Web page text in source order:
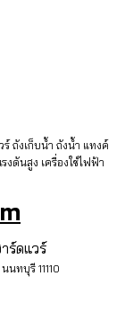
ถังเก็บน้ำ ถังน้ำ แทงค์
ดันสูง เครื่องใช้ไฟฟ้า
ร์ดแวร์
นทบุรี 11110